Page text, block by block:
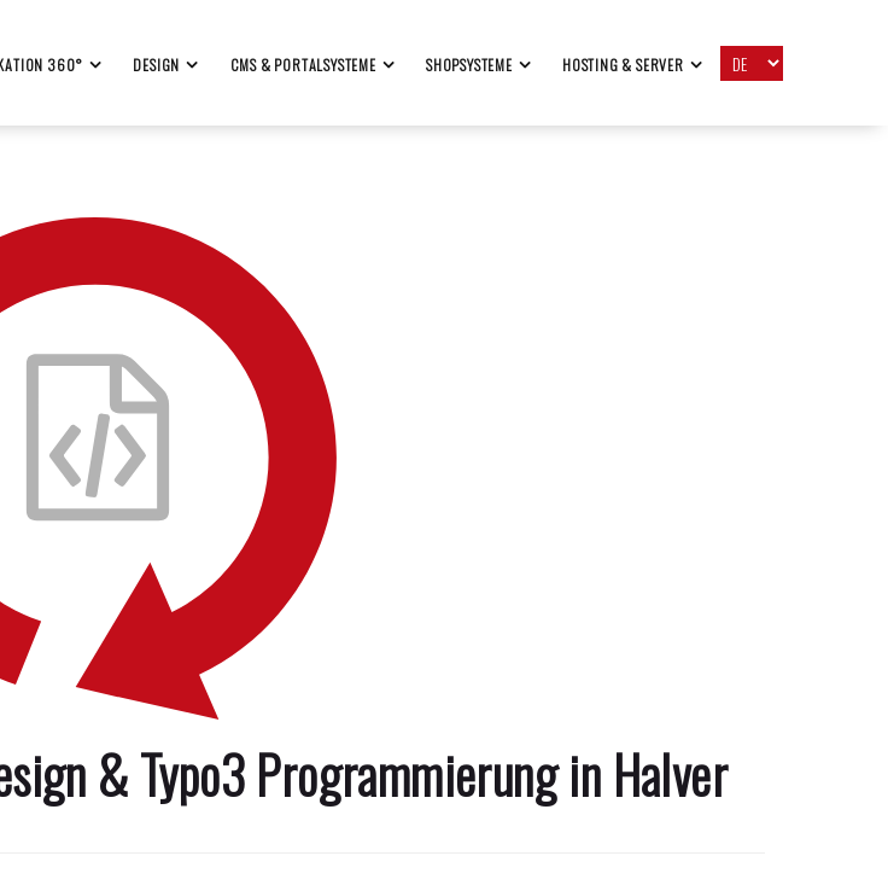
360° DESIGN CMS & PORTALSYSTEME SHOPSYSTEME HOSTING & SERVER
& Typo3 Programmierung in Halver